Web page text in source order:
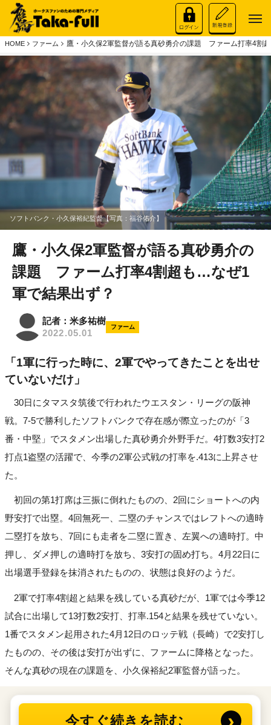
HOME ファーム 鷹・小久保2軍監督が語る真砂勇介の課題 ファーム打率4割
ソフトバンク・小久保裕紀監督【写真：福谷佑介】
鷹・小久保2軍監督が語る真砂勇介の
課題 ファーム打率4割超も…なぜ1
軍で結果出ず？
記者：米多祐樹
2022.05.01
ファーム
「1軍に行った時に、2軍でやってきたことを出せ
ていないだけ」
30日にタマスタ筑後で行われたウエスタン・リーグの阪神
戦。7-5で勝利したソフトバンクで存在感が際立ったのが「3
番・中堅」でスタメン出場した真砂勇介外野手だ。4打数3安打2
打点1盗塁の活躍で、今季の2軍公式戦の打率を.413に上昇させ
た。
初回の第1打席は三振に倒れたものの、2回にショートへの内
野安打で出塁。4回無死一、二塁のチャンスではレフトへの適時
二塁打を放ち、7回にも走者を二塁に置き、左翼への適時打。中
押し、ダメ押しの適時打を放ち、3安打の固め打ち。4月22日に
出場選手登録を抹消されたものの、状態は良好のようだ。
2軍で打率4割超と結果を残している真砂だが、1軍では今季12
試合に出場して13打数2安打、打率.154と結果を残せていない。
1番でスタメン起用された4月12日のロッテ戦（長崎）で2安打し
たものの、その後は安打が出ずに、ファームに降格となった。
そんな真砂の現在の課題を、小久保裕紀2軍監督が語った。